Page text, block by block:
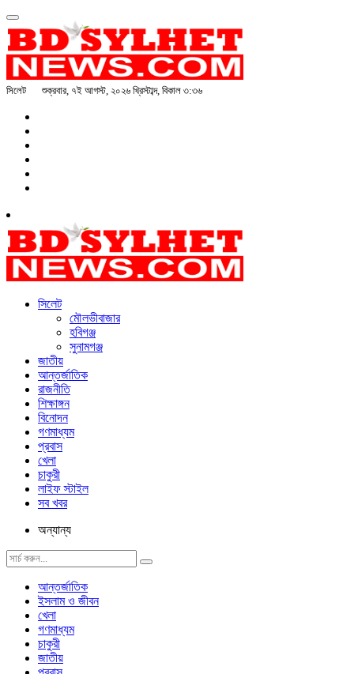
সিলেট শুক্রবার, ৭ই আগস্ট, ২০২৬ খ্রিস্টাব্দ, বিকাল ৩:৩৬
সিলেট
মৌলভীবাজার
হবিগঞ্জ
সুনামগঞ্জ
জাতীয়
আন্তর্জাতিক
রাজনীতি
শিক্ষাঙ্গন
বিনোদন
গণমাধ্যম
প্রবাস
খেলা
চাকুরী
লাইফ স্টাইল
সব খবর
অন্যান্য
আন্তর্জাতিক
ইসলাম ও জীবন
খেলা
গণমাধ্যম
চাকুরী
জাতীয়